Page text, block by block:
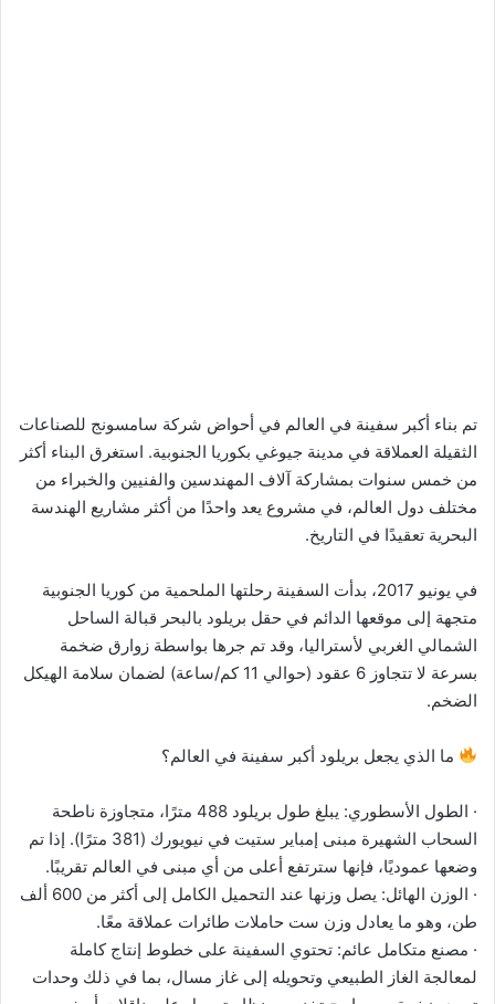
تم بناء أكبر سفينة في العالم في أحواض شركة سامسونج للصناعات
الثقيلة العملاقة في مدينة جيوغي بكوريا الجنوبية. استغرق البناء أكثر
من خمس سنوات بمشاركة آلاف المهندسين والفنيين والخبراء من
مختلف دول العالم، في مشروع يعد واحدًا من أكثر مشاريع الهندسة
البحرية تعقيدًا في التاريخ.
في يونيو 2017، بدأت السفينة رحلتها الملحمية من كوريا الجنوبية
متجهة إلى موقعها الدائم في حقل بريلود بالبحر قبالة الساحل
الشمالي الغربي لأستراليا، وقد تم جرها بواسطة زوارق ضخمة
بسرعة لا تتجاوز 6 عقود (حوالي 11 كم/ساعة) لضمان سلامة الهيكل
الضخم.
ما الذي يجعل بريلود أكبر سفينة في العالم؟
· الطول الأسطوري: يبلغ طول بريلود 488 مترًا، متجاوزة ناطحة
السحاب الشهيرة مبنى إمباير ستيت في نيويورك (381 مترًا). إذا تم
وضعها عموديًا، فإنها سترتفع أعلى من أي مبنى في العالم تقريبًا.
· الوزن الهائل: يصل وزنها عند التحميل الكامل إلى أكثر من 600 ألف
طن، وهو ما يعادل وزن ست حاملات طائرات عملاقة معًا.
· مصنع متكامل عائم: تحتوي السفينة على خطوط إنتاج كاملة
لمعالجة الغاز الطبيعي وتحويله إلى غاز مسال، بما في ذلك وحدات